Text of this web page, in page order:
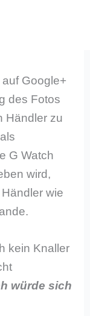
Google+
des Fotos
Händler zu
G Watch
wird,
wie
kein Knaller
würde sich